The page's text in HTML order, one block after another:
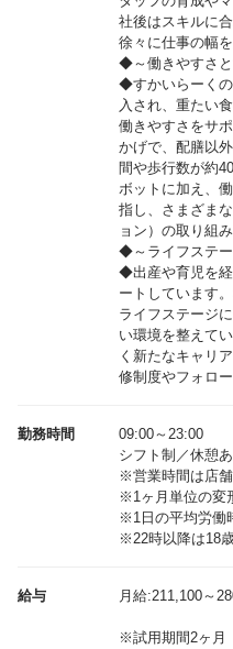
社後はスキルに
徐々に仕事の幅
◆～働きやすさと
◆すかいらーく
入され、重たい
働きやすさをサ
かげで、配膳以
間や歩行数が約
ボットに加え、
指し、さまざま
ョン）の取り組
◆～ライフステー
◆出産や育児を
ートしています
ライフステージ
い環境を整えて
く新たなキャリ
修制度やフォロ
勤務時間
09:00～23:00
シフト制／休憩あ
※営業時間は店
※1ヶ月単位の変
※1日の平均労働
※22時以降は18
給与 月給:211,100～
※試用期間2ヶ月